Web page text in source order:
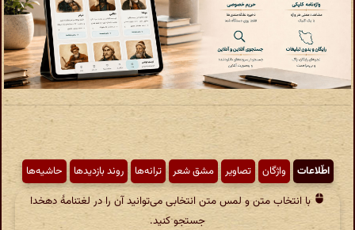
اطّلاعات واژگان تصاویر مشق شعر ترانه‌ها روند بازدیدها حاشیه‌ها
با انتخاب متن و لمس متن انتخابی می‌توانید آن را در لغتنامهٔ دهخدا
جستجو کنید.